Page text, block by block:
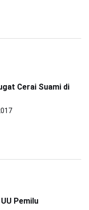
Cerai Suami di
Pemilu